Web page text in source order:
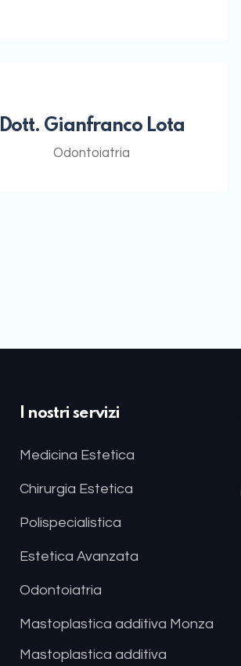
Dott. Gianfranco Lota
Odontoiatria
I nostri servizi
Medicina Estetica
Chirurgia Estetica
Polispecialistica
Estetica Avanzata
Odontoiatria
Mastoplastica additiva Monza
Mastoplastica additiva